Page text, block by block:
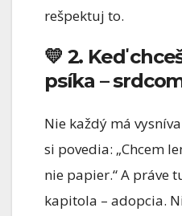
rešpektuj to.
💛 2. Keď
psíka –
Nie každý má
si povedia: „Chcem
nie papier.“ A práve
kapitola – adopcia.